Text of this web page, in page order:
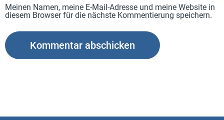
Meinen Namen, meine E-Mail-Adresse und meine Website in
diesem Browser für die nächste Kommentierung speichern.